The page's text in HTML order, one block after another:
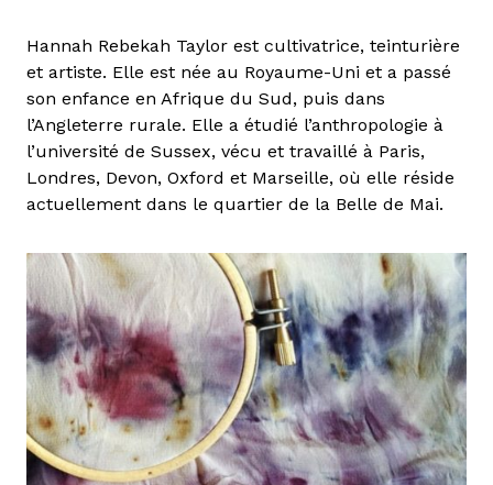
Hannah Rebekah Taylor est cultivatrice, teinturière
et artiste. Elle est née au Royaume-Uni et a passé
son enfance en Afrique du Sud, puis dans
l’Angleterre rurale. Elle a étudié l’anthropologie à
l’université de Sussex, vécu et travaillé à Paris,
Londres, Devon, Oxford et Marseille, où elle réside
actuellement dans le quartier de la Belle de Mai.